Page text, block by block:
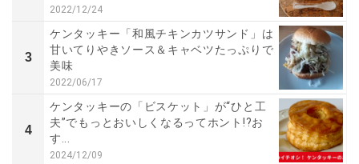
2022/12/24
3
ケンタッキー「和風チキンカツサンド」は
甘いてりやきソース＆キャベツたっぷりで
美味
2022/06/17
4
ケンタッキーの「ビスケット」が“ひと工
夫”でもっとおいしくなるってホント!?お
す...
2024/12/09